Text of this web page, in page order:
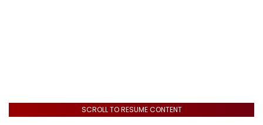
SCROLL TO RESUME CONTENT